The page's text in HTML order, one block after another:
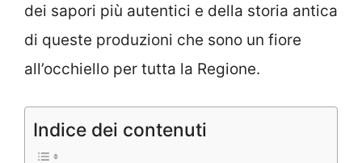
dei sapori più autentici e della storia antica
di queste produzioni che sono un fiore
all’occhiello per tutta la Regione.
Indice dei contenuti